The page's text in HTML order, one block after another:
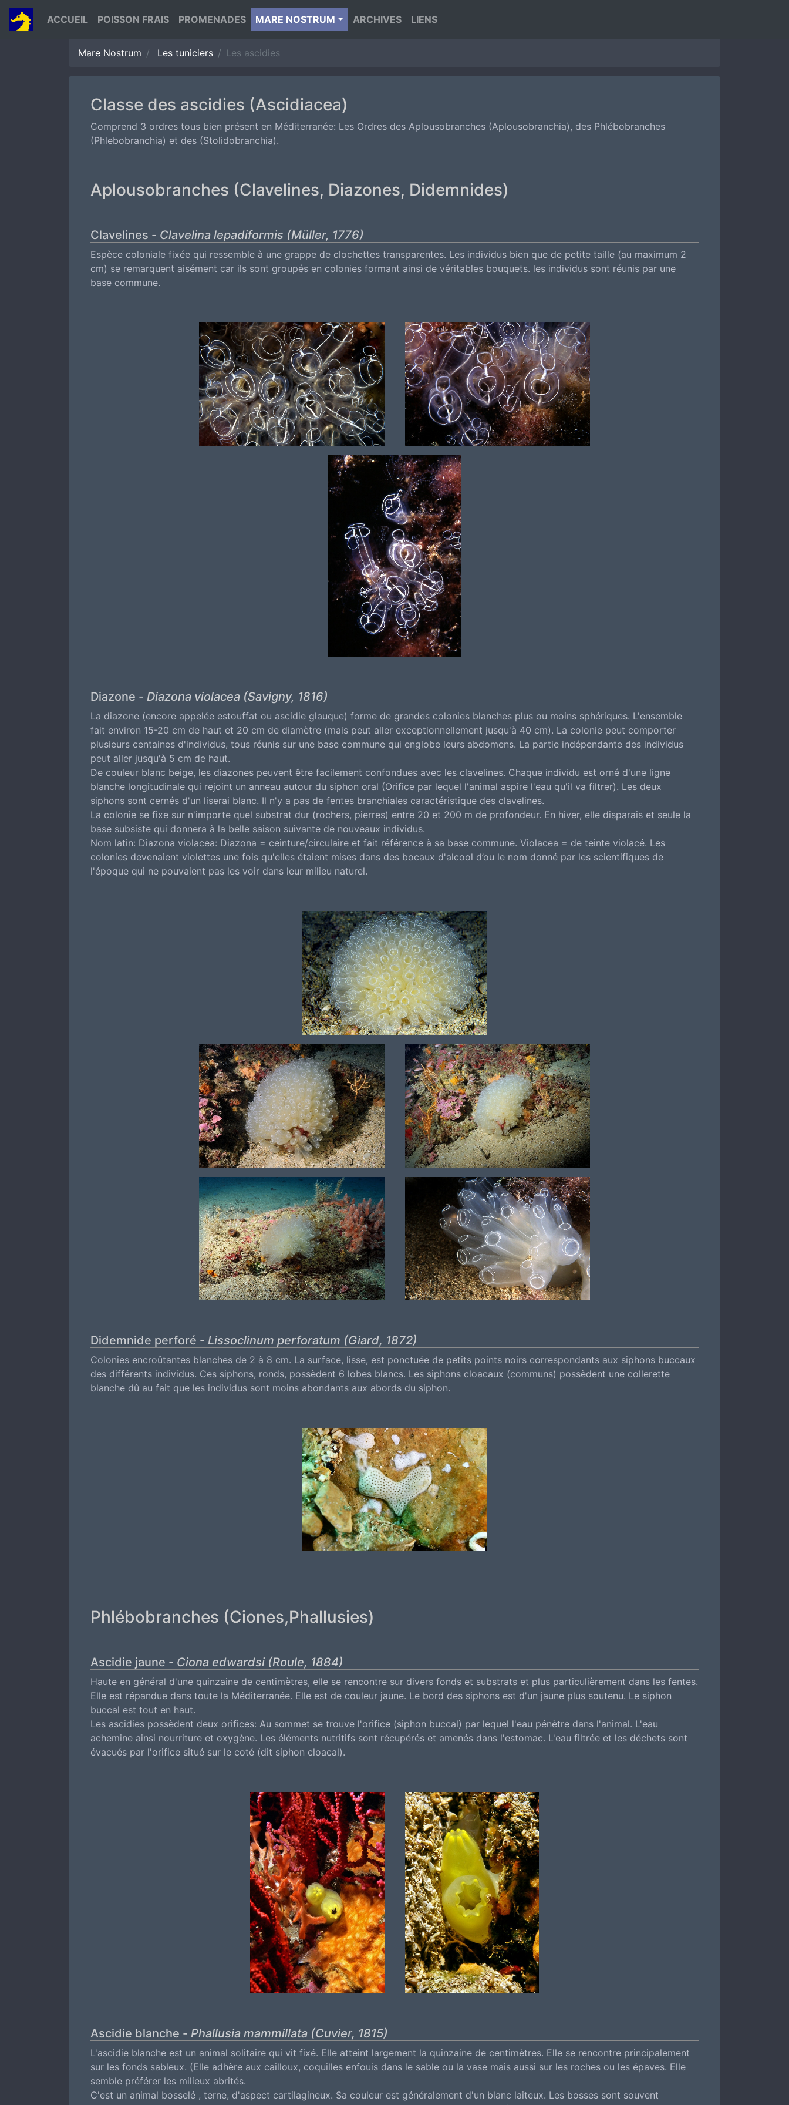
ACCUEIL POISSON FRAIS PROMENADES MARE NOSTRUM ARCHIVES LIENS
Mare Nostrum Les tuniciers Les ascidies
Classe des ascidies (Ascidiacea)
Comprend 3 ordres tous bien présent en Méditerranée: Les Ordres des Aplousobranches (Aplousobranchia), des Phlébobranches
(Phlebobranchia) et des (Stolidobranchia).
Aplousobranches (Clavelines, Diazones, Didemnides)
Clavelines - Clavelina lepadiformis (Müller, 1776)
Espèce coloniale fixée qui ressemble à une grappe de clochettes transparentes. Les individus bien que de petite taille (au maximum 2
cm) se remarquent aisément car ils sont groupés en colonies formant ainsi de véritables bouquets. les individus sont réunis par une
base commune.
Diazone -Diazona violacea (Savigny, 1816)
La diazone (encore appelée estouffat ou ascidie glauque) forme de grandes colonies blanches plus ou moins sphériques. L'ensemble
fait environ 15-20 cm de haut et 20 cm de diamètre (mais peut aller exceptionnellement jusqu'à 40 cm). La colonie peut comporter
plusieurs centaines d'individus, tous réunis sur une base commune qui englobe leurs abdomens. La partie indépendante des individus
peut aller jusqu'à 5 cm de haut.
De couleur blanc beige, les diazones peuvent être facilement confondues avec les clavelines. Chaque individu est orné d'une ligne
blanche longitudinale qui rejoint un anneau autour du siphon oral (Orifice par lequel l'animal aspire l'eau qu'il va filtrer). Les deux
siphons sont cernés d'un liserai blanc. Il n'y a pas de fentes branchiales caractéristique des clavelines.
La colonie se fixe sur n'importe quel substrat dur (rochers, pierres) entre 20 et 200 m de profondeur. En hiver, elle disparais et seule la
base subsiste qui donnera à la belle saison suivante de nouveaux individus.
Nom latin: Diazona violacea: Diazona = ceinture/circulaire et fait référence à sa base commune. Violacea = de teinte violacé. Les
colonies devenaient violettes une fois qu'elles étaient mises dans des bocaux d'alcool d’ou le nom donné par les scientifiques de
l'époque qui ne pouvaient pas les voir dans leur milieu naturel.
Didemnide perforé -Lissoclinum perforatum (Giard, 1872)
Colonies encroûtantes blanches de 2 à 8 cm. La surface, lisse, est ponctuée de petits points noirs correspondants aux siphons buccaux
des différents individus. Ces siphons, ronds, possèdent 6 lobes blancs. Les siphons cloacaux (communs) possèdent une collerette
blanche dû au fait que les individus sont moins abondants aux abords du siphon.
Phlébobranches (Ciones,Phallusies)
Ascidie jaune - Ciona edwardsi (Roule, 1884)
Haute en général d'une quinzaine de centimètres, elle se rencontre sur divers fonds et substrats et plus particulièrement dans les fentes.
Elle est répandue dans toute la Méditerranée. Elle est de couleur jaune. Le bord des siphons est d'un jaune plus soutenu. Le siphon
buccal est tout en haut.
Les ascidies possèdent deux orifices: Au sommet se trouve l'orifice (siphon buccal) par lequel l'eau pénètre dans l'animal. L'eau
achemine ainsi nourriture et oxygène. Les éléments nutritifs sont récupérés et amenés dans l'estomac. L'eau filtrée et les déchets sont
évacués par l'orifice situé sur le coté (dit siphon cloacal).
Ascidie blanche -Phallusia mammillata (Cuvier, 1815)
L'ascidie blanche est un animal solitaire qui vit fixé. Elle atteint largement la quinzaine de centimètres. Elle se rencontre principalement
sur les fonds sableux. (Elle adhère aux cailloux, coquilles enfouis dans le sable ou la vase mais aussi sur les roches ou les épaves. Elle
semble préférer les milieux abrités.
C'est un animal bosselé , terne, d'aspect cartilagineux. Sa couleur est généralement d'un blanc laiteux. Les bosses sont souvent